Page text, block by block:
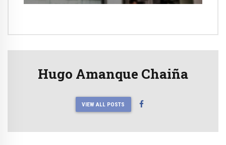
Hugo Amanque Chaiña
VIEW ALL POSTS